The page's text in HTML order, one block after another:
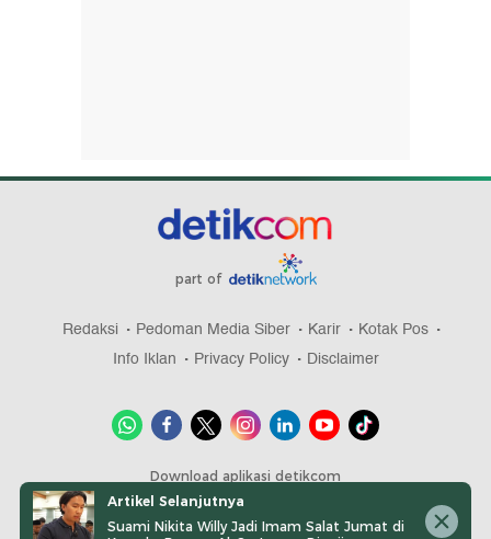
part of
Redaksi Pedoman Media Siber Karir
Kotak Pos
Info Iklan
Privacy Policy Disclaimer
Download aplikasi detikcom
Artikel Selanjutnya
Suami Nikita Willy Jadi Imam Salat Jumat di